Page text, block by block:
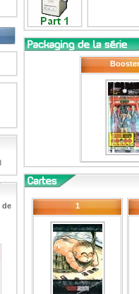
de
Booster
1